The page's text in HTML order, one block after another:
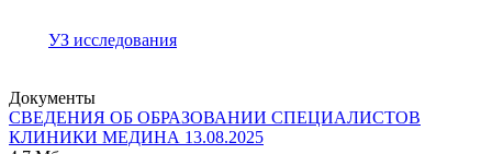
УЗ исследования
Документы
СВЕДЕНИЯ ОБ ОБРАЗОВАНИИ СПЕЦИАЛИСТОВ
КЛИНИКИ МЕДИНА 13.08.2025